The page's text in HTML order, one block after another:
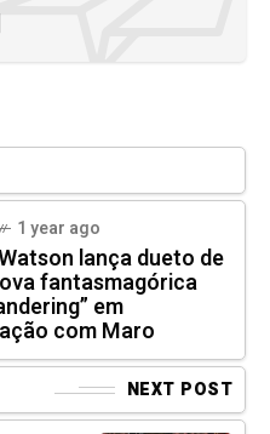
1 year ago
lança dueto de
fantasmagórica
em
com Maro
NEXT POST